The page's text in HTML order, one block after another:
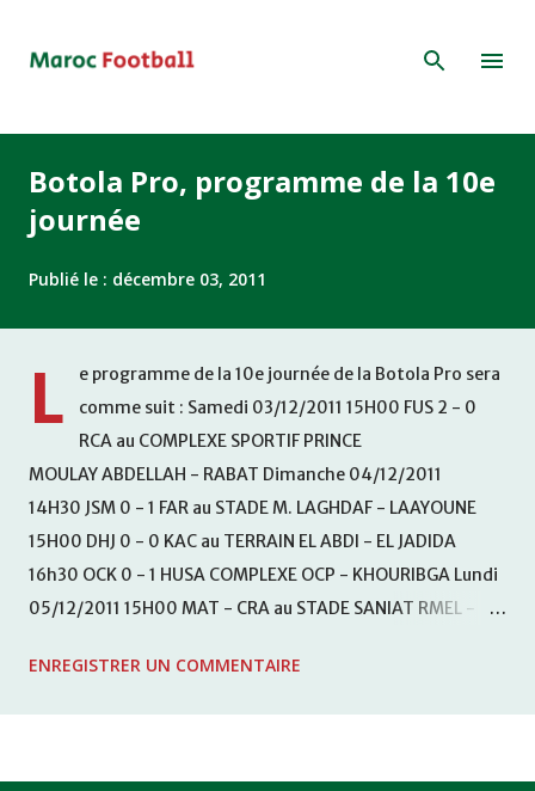
Botola Pro, programme de la 10e
journée
Publié le : décembre 03, 2011
L
e programme de la 10e journée de la Botola Pro sera
comme suit : Samedi 03/12/2011 15H00 FUS 2 - 0
RCA au COMPLEXE SPORTIF PRINCE
MOULAY ABDELLAH - RABAT Dimanche 04/12/2011
14H30 JSM 0 - 1 FAR au STADE M. LAGHDAF - LAAYOUNE
15H00 DHJ 0 - 0 KAC au TERRAIN EL ABDI - EL JADIDA
16h30 OCK 0 - 1 HUSA COMPLEXE OCP - KHOURIBGA Lundi
05/12/2011 15H00 MAT - CRA au STADE SANIAT RMEL -
KHEMISET Mardi 06/12/2011 15H00 WAF - OCS au
ENREGISTRER UN COMMENTAIRE